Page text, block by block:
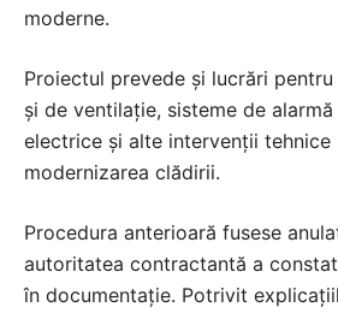
moderne.
Proiectul prevede și lucrări
și de ventilație, sisteme de
electrice și alte intervenții tehnice
modernizarea clădirii.
Procedura anterioară fusese
autoritatea contractantă a
în documentație. Potrivit